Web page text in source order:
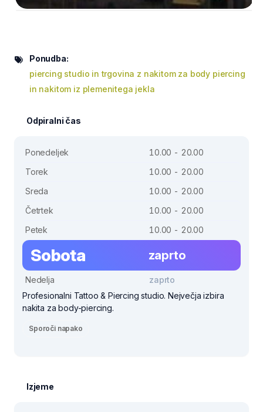
Ponudba:
piercing studio in trgovina z nakitom za body piercing
in nakitom iz plemenitega jekla
Odpiralni čas
Ponedeljek
10.00 - 20.00
Torek
10.00 - 20.00
Sreda
10.00 - 20.00
Četrtek
10.00 - 20.00
Petek
10.00 - 20.00
Sobota zaprto
Nedelja
zaprto
Profesionalni Tattoo & Piercing studio. Nejvečja izbira
nakita za body-piercing.
Sporoči napako
Izjeme